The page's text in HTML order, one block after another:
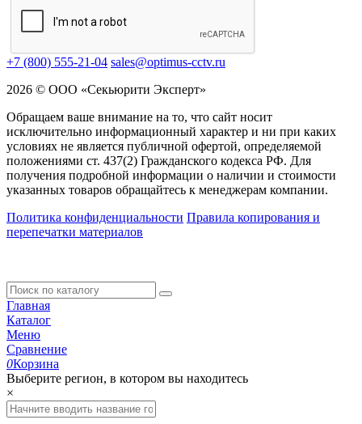
+7 (800) 555-21-04 sales@optimus-cctv.ru
2026 © ООО «Секьюрити Эксперт»
Обращаем ваше внимание на то, что сайт носит
исключительно информационный характер и ни при каких
условиях не является публичной офертой, определяемой
положениями ст. 437(2) Гражданского кодекса РФ. Для
получения подробной информации о наличии и стоимости
указанных товаров обращайтесь к менеджерам компании.
Политика конфиденциальности Правила копирования и
перепечатки материалов
Главная
Каталог
Меню
Сравнение
0Корзина
Выберите регион, в котором вы находитесь
×